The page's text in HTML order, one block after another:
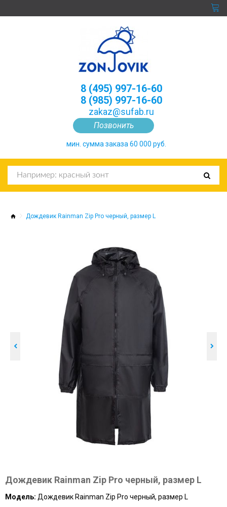
Позвонить
8 (495) 997-16-60
8 (985) 997-16-60
zakaz@sufab.ru
мин. сумма заказа 60 000 руб.
Дождевик Rainman Zip Pro черный, размер L
Дождевик Rainman Zip Pro черный, размер L
Модель: Дождевик Rainman Zip Pro черный, размер L